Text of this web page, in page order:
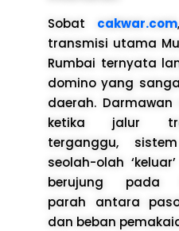
Sobat cakwar.com
transmisi utama
Rumbai ternyata
domino yang
daerah.
ketika jalur
terganggu,
seolah-olah
berujung pada
parah antara
dan beban